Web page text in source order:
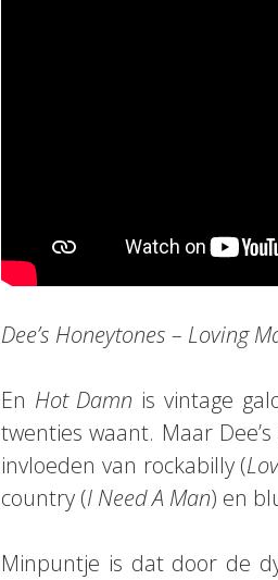
Dee’s Honeytones – Loving
En Hot Damn is vintage
twenties waant. Maar
invloeden van rockabilly (
country (I Need A Man) en
Minpuntje is dat door de